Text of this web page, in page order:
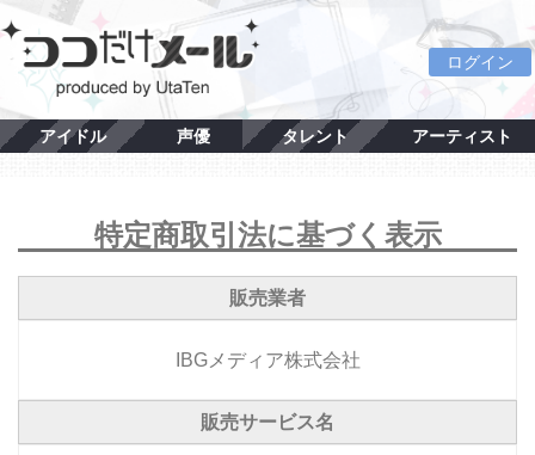
ログイン
アイドル 声優 タレント アーティスト
特定商取引法に基づく表示
販売業者
IBGメディア株式会社
販売サービス名